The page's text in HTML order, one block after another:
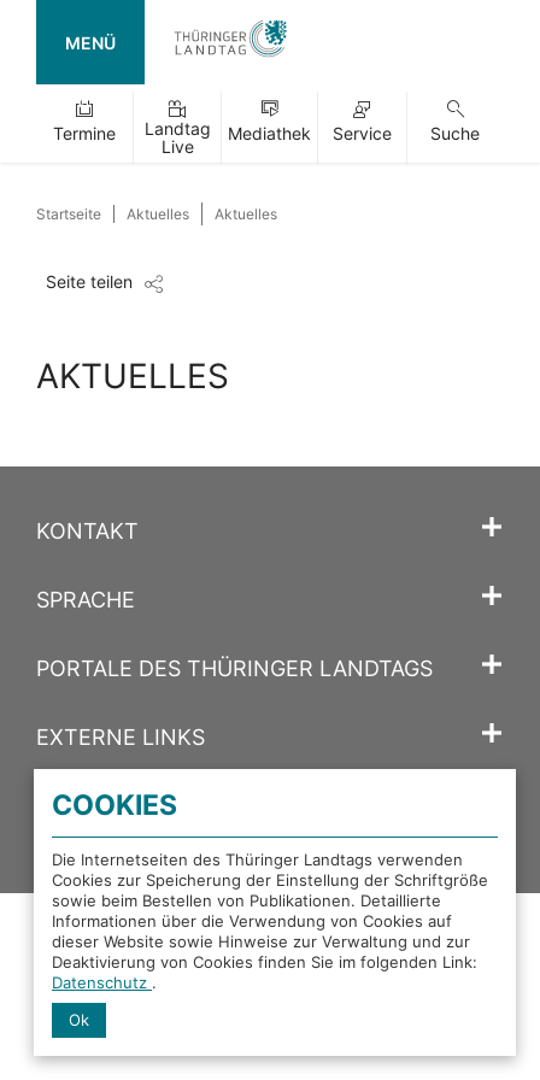
MENÜ
Termine
Landtag
Live
Mediathek Service Suche
Startseite Aktuelles Aktuelles
Seite teilen
AKTUELLES
KONTAKT
SPRACHE
PORTALE DES THÜRINGER LANDTAGS
EXTERNE LINKS
Facebook Instagram YouTube Mastodon
COOKIES
Die Internetseiten des Thüringer Landtags verwenden
Cookies zur Speicherung der Einstellung der Schriftgröße
sowie beim Bestellen von Publikationen. Detaillierte
Informationen über die Verwendung von Cookies auf
dieser Website sowie Hinweise zur Verwaltung und zur
Deaktivierung von Cookies finden Sie im folgenden Link:
Datenschutz .
Ok